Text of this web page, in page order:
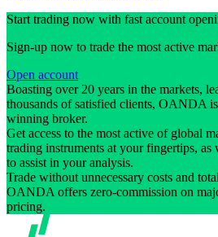
Start trading now with fast account
Sign-up now to trade the most active
Open account
Boasting over 20 years in the markets,
thousands of satisfied clients, OANDA
winning broker.
Get access to the most active of global
trading instruments at your fingertips,
to assist in your analysis.
Trade without unnecessary costs and
OANDA offers zero-commission on
pricing.